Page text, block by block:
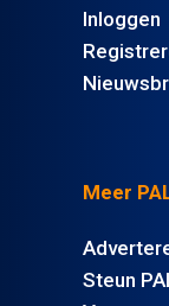
Inloggen
Meer
Steun